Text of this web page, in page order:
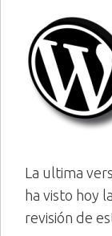
La ultima
ha visto hoy
revisión de